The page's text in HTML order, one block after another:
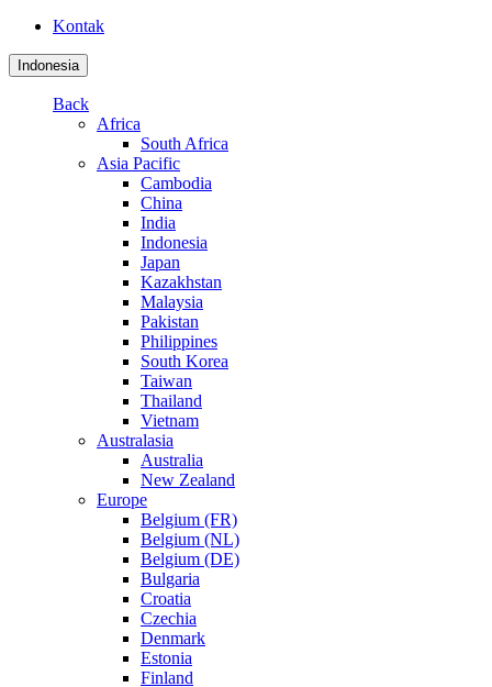
Kontak
Indonesia
Back
Africa
South Africa
Asia Pacific
Cambodia
China
India
Indonesia
Japan
Kazakhstan
Malaysia
Pakistan
Philippines
South Korea
Taiwan
Thailand
Vietnam
Australasia
Australia
New Zealand
Europe
Belgium (FR)
Belgium (NL)
Belgium (DE)
Bulgaria
Croatia
Czechia
Denmark
Estonia
Finland